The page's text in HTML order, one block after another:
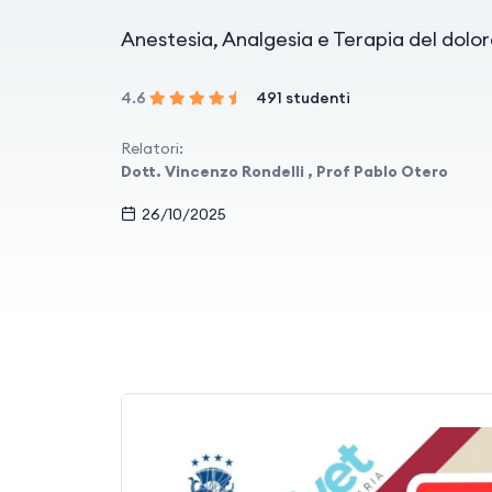
Anestesia, Analgesia e Terapia del
4.6 491 studenti
Relatori:
Dott. Vincenzo Rondelli , Prof Pablo Otero
26/10/2025